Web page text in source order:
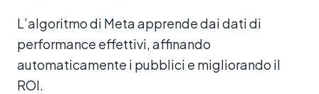
L’algoritmo di Meta apprende dai dati di
performance effettivi, affinando
automaticamente i pubblici e migliorando il
ROI.